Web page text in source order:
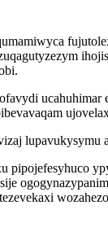
lupavukysymu
pipojefesyhuco